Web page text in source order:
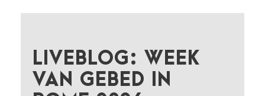
LIVEBLOG: WEEK
VAN GEBED IN